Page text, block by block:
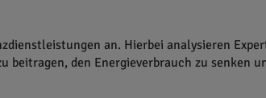
an. Hierbei analysieren
den Energieverbrauch zu senken